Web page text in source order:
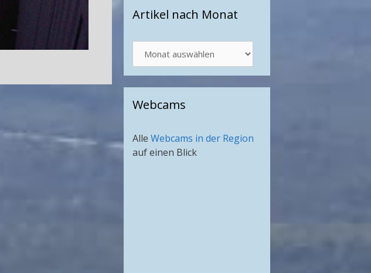
Artikel nach Monat
nach
Monat
Webcams
Alle Webcams in der Region
auf einen Blick